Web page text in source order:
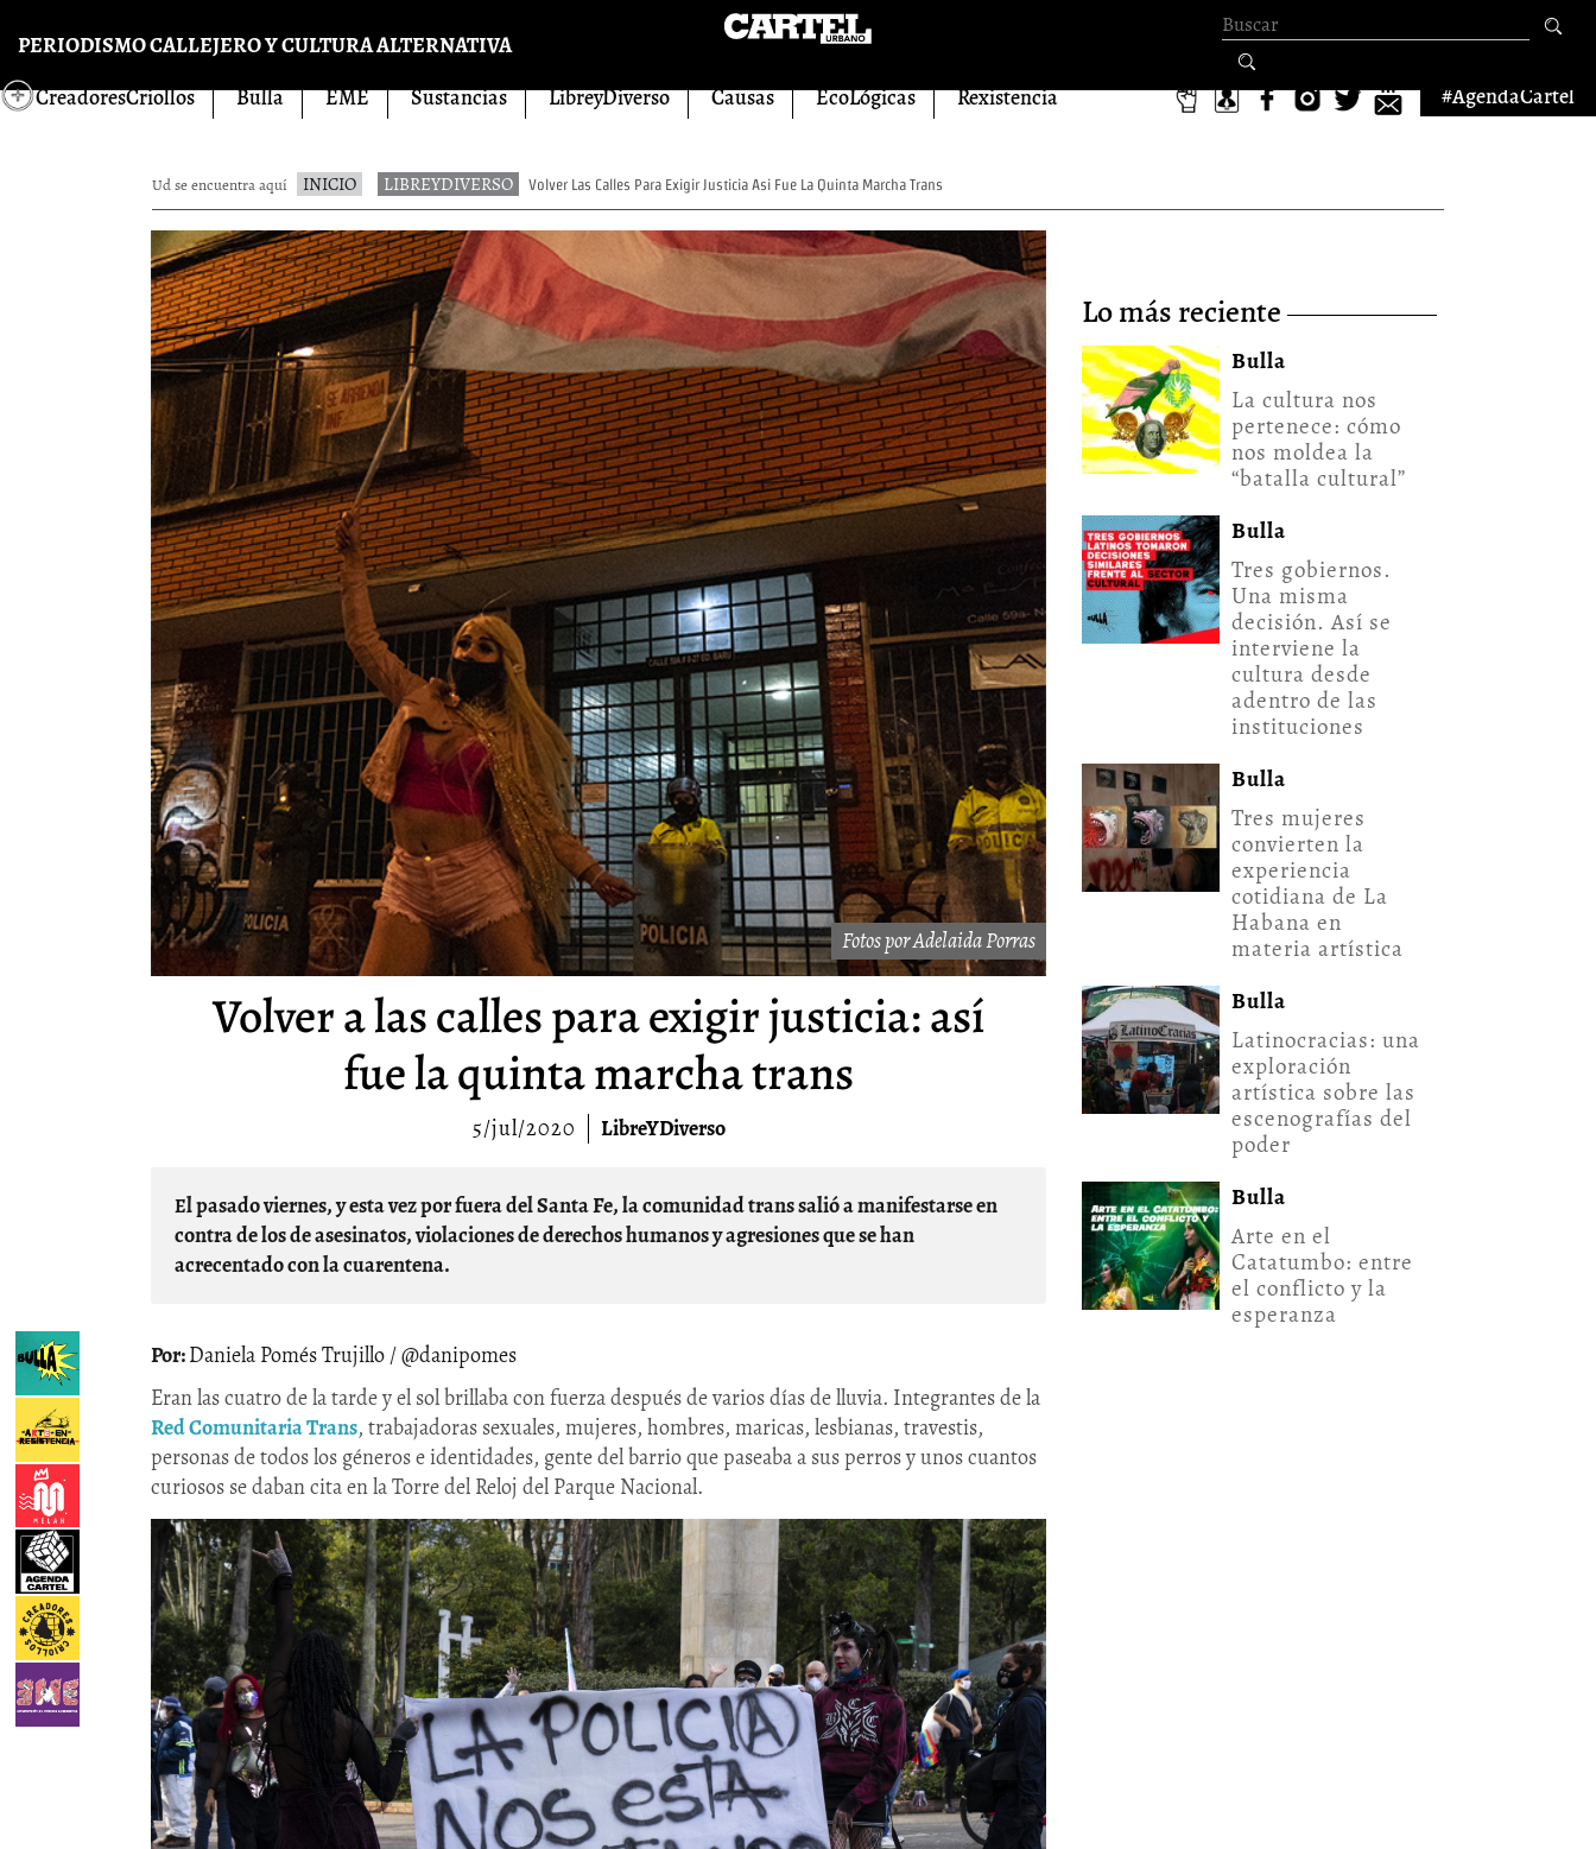
PERIODISMO CALLEJERO Y CULTURA ALTERNATIVA
Formulario de
búsqueda
CreadoresCriollos Bulla EME Sustancias LibreyDiverso Causas EcoLógicas Rexistencia #AgendaCartel
Ud se encuentra aquí INICIO LIBREYDIVERSO Volver Las Calles Para Exigir Justicia Asi Fue La Quinta Marcha Trans
Fotos por Adelaida Porras
Volver a las calles para exigir justicia: así
fue la quinta marcha trans
5/jul/2020 LibreYDiverso
El pasado viernes, y esta vez por fuera del Santa Fe, la comunidad trans salió a manifestarse en
contra de los de asesinatos, violaciones de derechos humanos y agresiones que se han
acrecentado con la cuarentena.
Daniela Pomés Trujillo / @danipomes
Eran las cuatro de la tarde y el sol brillaba con fuerza después de varios días de lluvia. Integrantes de la
Red Comunitaria Trans, trabajadoras sexuales, mujeres, hombres, maricas, lesbianas, travestis,
personas de todos los géneros e identidades, gente del barrio que paseaba a sus perros y unos cuantos
curiosos se daban cita en la Torre del Reloj del Parque Nacional.
lo más reciente
Bulla
La cultura nos
pertenece: cómo
nos moldea la
“batalla cultural”
Bulla
Tres gobiernos.
Una misma
decisión. Así se
interviene la
cultura desde
adentro de las
instituciones
Bulla
Tres mujeres
convierten la
experiencia
cotidiana de La
Habana en
materia artística
Bulla
Latinocracias: una
exploración
artística sobre las
escenografías del
poder
Bulla
Arte en el
Catatumbo: entre
el conflicto y la
esperanza